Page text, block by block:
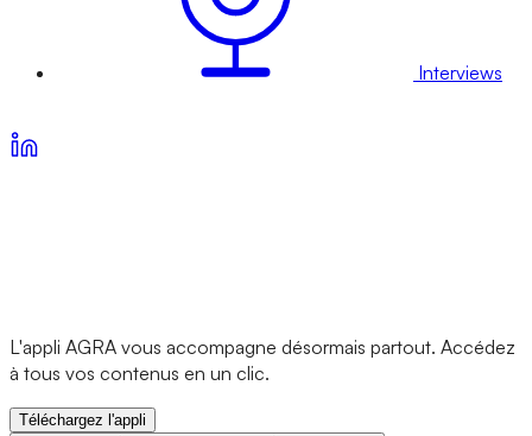
Interviews
L'appli AGRA vous accompagne désormais partout. Accédez
à tous vos contenus en un clic.
Téléchargez l'appli